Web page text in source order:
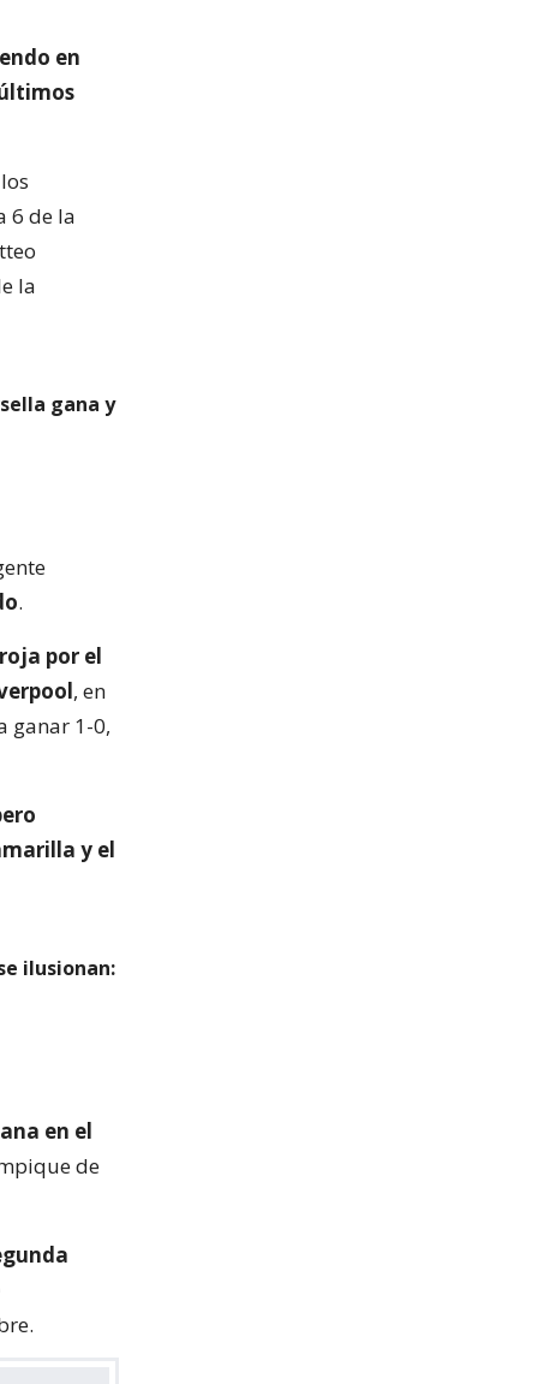
en
6 de la
la
gana y
.
por el
, en
ganar 1-0,
y el
ilusionan:
en el
de